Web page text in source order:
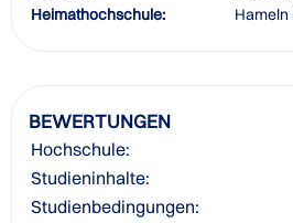
Heimathochschule:
Hameln
BEWERTUNGEN
Hochschule:
Studieninhalte:
Studienbedingungen: